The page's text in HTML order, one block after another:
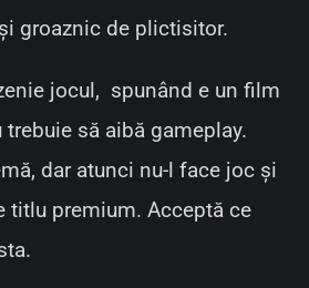
groaznic de plictisitor.
jocul, spunând e un film
să aibă gameplay.
dar atunci nu-l face joc și
titlu premium. Acceptă ce